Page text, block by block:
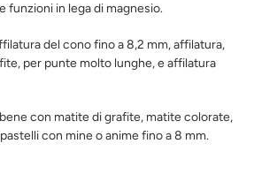
funzioni in lega di magnesio.
del cono fino a 8,2 mm, affilatura,
per punte molto lunghe, e affilatura
con matite di grafite, matite colorate,
con mine o anime fino a 8 mm.